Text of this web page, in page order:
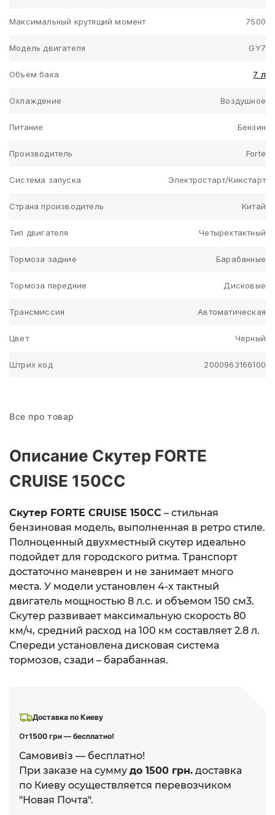
Максимальный крутящий момент 7500
Модель двигателя GY7
Объем бака 7 л
Охлаждение Воздушное
Питание Бензин
Производитель Forte
Система запуска Электростарт/Кикстарт
Страна производитель Китай
Тип двигателя Четырехтактный
Тормоза задние Барабанные
Тормоза передние Дисковые
Трансмиссия Автоматическая
Цвет Черный
Штрих код 2000963166100
Доставка по Киеву
От1500 грн — бесплатно!
Самовивіз — бесплатно!
При заказе на сумму до 1500 грн. доставка
по Киеву осуществляется перевозчиком
"Новая Почта".
Все про товар
Описание Скутер FORTE
CRUISE 150CC
Скутер FORTE CRUISE 150CC – стильная
бензиновая модель, выполненная в ретро стиле.
Полноценный двухместный скутер идеально
подойдет для городского ритма. Транспорт
достаточно маневрен и не занимает много
места. У модели установлен 4-х тактный
двигатель мощностью 8 л.с. и объемом 150 см3.
Скутер развивает максимальную скорость 80
км/ч, средний расход на 100 км составляет 2.8 л.
Спереди установлена ​​дисковая система
тормозов, сзади – барабанная.